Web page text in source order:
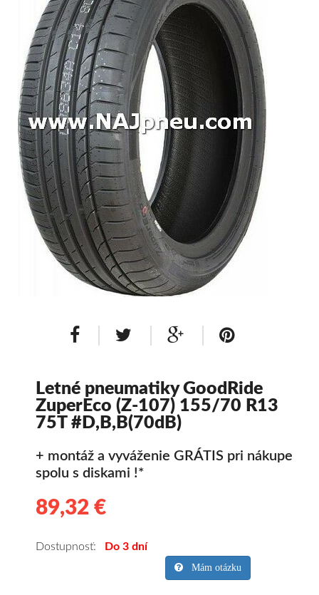
Dodávkové + malé úžitkové
Celoročné pneumatiky
Osobné/crossover + malé úžitkové
SUV/crossover + OFFRoad-ové
Dodávkové + malé úžitkové
Disky
Hliníkové / ALU disky / Elektróny
Plechové
Letné pneumatiky GoodRide
ZuperEco (Z-107) 155/70 R13
75T #D,B,B(70dB)
+ montáž a vyváženie GRÁTIS pri nákupe
spolu s diskami !*
89,32 €
pneumatiky
Dostupnosť: Do 3 dní
Mám otázku